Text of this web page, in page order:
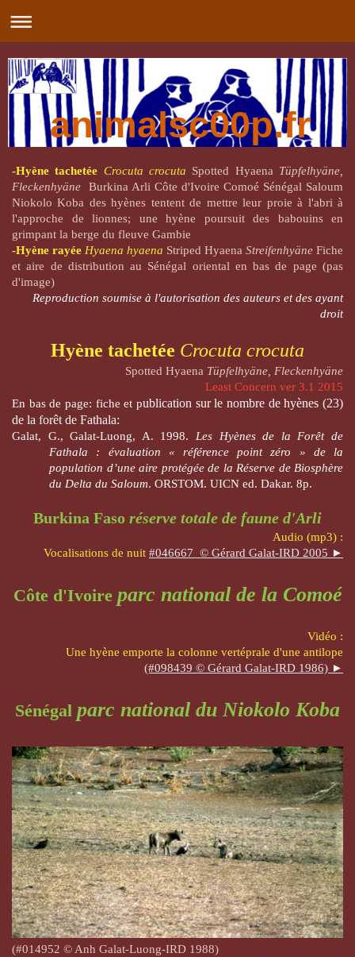
animalsc00p.fr
-Hyène tachetée Crocuta crocuta Spotted Hyaena Tüpfelhyäne,
Fleckenhyäne
Burkina Arli Côte d'Ivoire Comoé Sénégal Saloum
Niokolo Koba des hyènes tentent de mettre leur proie à l'abri à
l'approche de lionnes; une hyène poursuit des babouins en
grimpant la berge du fleuve Gambie
-Hyène rayée Hyaena hyaena Striped Hyaena Streifenhyäne Fiche
et aire de distribution au Sénégal oriental en bas de page (pas
d'image)
Reproduction soumise à l'autorisation des auteurs et des ayant
droit
Hyène tachetée Crocuta crocuta
Spotted Hyaena Tüpfelhyäne, Fleckenhyäne
Least Concern ver 3.1 2015
En bas de page: fiche et publication sur le nombre de hyènes (23)
de la forêt de Fathala:
Galat, G., Galat-Luong, A. 1998. Les Hyènes de la Forêt de
Fathala : évaluation « référence point zéro » de la
population d’une aire protégée de la Réserve de Biosphère
du Delta du Saloum. ORSTOM. UICN ed. Dakar. 8p.
Burkina Faso réserve totale de faune d'Arli
Audio (mp3) :
Vocalisations de nuit #046667 © Gérard Galat-IRD 2005 ►
Côte d'Ivoire parc national de la Comoé
Vidéo :
Une hyène emporte la colonne vertéprale d'une antilope
(#098439 © Gérard Galat-IRD 1986) ►
Sénégal parc national du Niokolo Koba
(#014952 © Anh Galat-Luong-IRD 1988)